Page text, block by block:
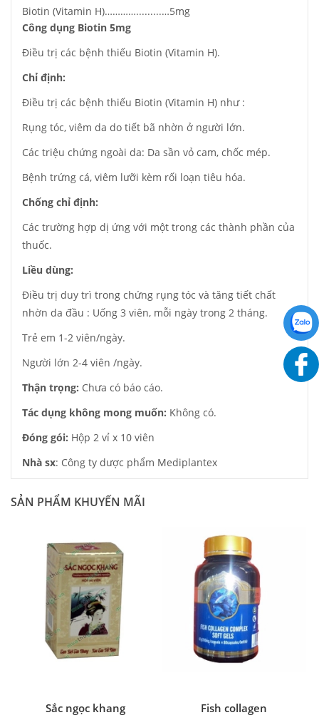
Biotin (Vitamin H)………….........…5mg
Công dụng Biotin 5mg
Điều trị các bệnh thiếu Biotin (Vitamin H).
Chỉ định:
Điều trị các bệnh thiếu Biotin (Vitamin H) như :
Rụng tóc, viêm da do tiết bã nhờn ở người lớn.
Các triệu chứng ngoài da: Da sần vỏ cam, chốc mép.
Bệnh trứng cá, viêm lưỡi kèm rối loạn tiêu hóa.
Chống chỉ định:
Các trường hợp dị ứng với một trong các thành phần của
thuốc.
Liều dùng:
Điều trị duy trì trong chứng rụng tóc và tăng tiết chất
nhờn da đầu : Uống 3 viên, mỗi ngày trong 2 tháng.
Trẻ em 1-2 viên/ngày.
Người lớn 2-4 viên /ngày.
Thận trọng: Chưa có báo cáo.
Tác dụng không mong muốn: Không có.
Đóng gói: Hộp 2 vỉ x 10 viên
Nhà sx: Công ty dược phẩm Mediplantex
SẢN PHẨM KHUYẾN MÃI
Sắc ngọc khang Fish collagen